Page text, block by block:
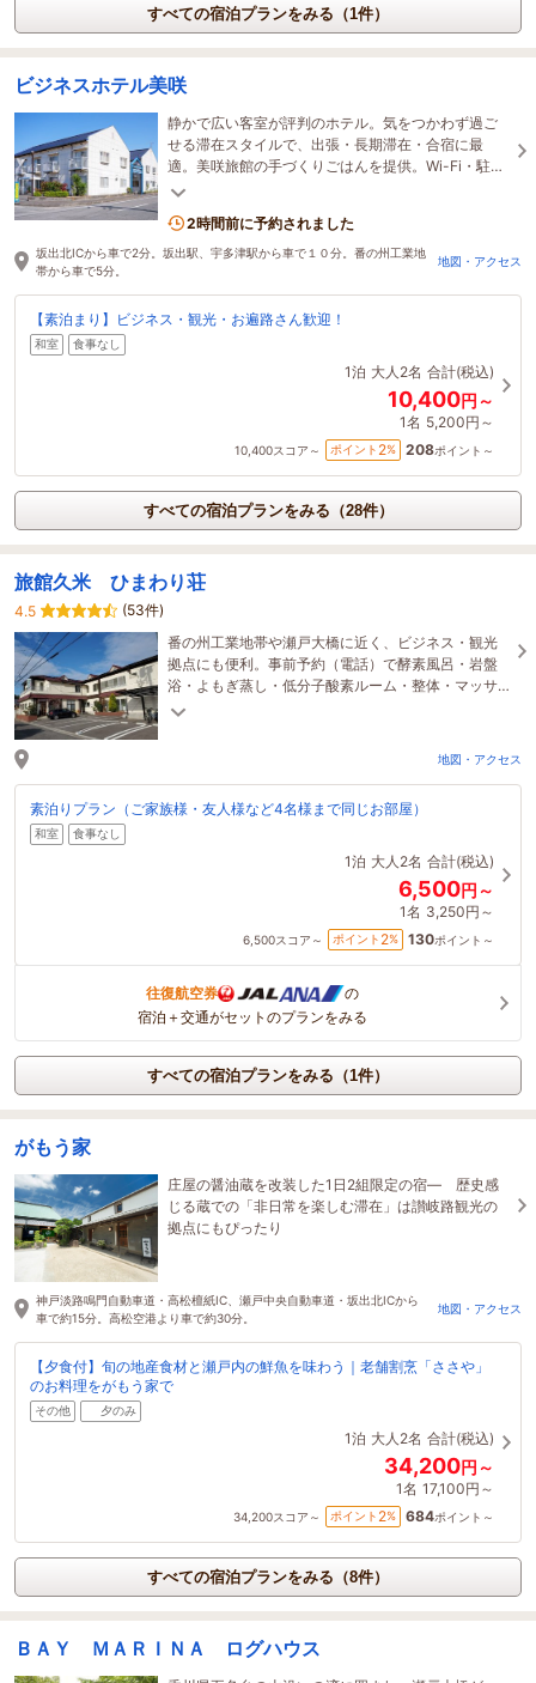
すべての宿泊プランをみる（1件）
ビジネスホテル美咲
静かで広い客室が評判のホテル。気をつかわず過ご
せる滞在スタイルで、出張・長期滞在・合宿に最
適。美咲旅館の手づくりごはんを提供。Wi-Fi・駐車
場・無料洗濯機も完備し快適です。
2時間前に予約されました
坂出北ICから車で2分。坂出駅、宇多津駅から車で１０分。番の州工業地
帯から車で5分。
地図・アクセス
【素泊まり】ビジネス・観光・お遍路さん歓迎！
和室 食事なし
1泊 大人2名 合計(税込)
10,400円～
1名 5,200円～
10,400スコア～ ポイント 2% 208ポイント～
すべての宿泊プランをみる（28件）
旅館久米 ひまわり荘
4.5
(53件)
番の州工業地帯や瀬戸大橋に近く、ビジネス・観光
拠点にも便利。事前予約（電話）で酵素風呂・岩盤
浴・よもぎ蒸し・低分子酸素ルーム・整体・マッサ
ージのご利用も可能です。（有料・宿泊割引あり）
地図・アクセス
素泊りプラン（ご家族様・友人様など4名様まで同じお部屋）
和室 食事なし
1泊 大人2名 合計(税込)
6,500円～
1名 3,250円～
6,500スコア～ ポイント 2% 130ポイント～
往復航空券
の
宿泊＋交通がセットのプランをみる
すべての宿泊プランをみる（1件）
がもう家
庄屋の醤油蔵を改装した1日2組限定の宿― 歴史感
じる蔵での「非日常を楽しむ滞在」は讃岐路観光の
拠点にもぴったり
神戸淡路鳴門自動車道・高松檀紙IC、瀬戸中央自動車道・坂出北ICから
車で約15分。高松空港より車で約30分。
地図・アクセス
【夕食付】旬の地産食材と瀬戸内の鮮魚を味わう｜老舗割烹「ささや」
のお料理をがもう家で
その他 夕のみ
1泊 大人2名 合計(税込)
34,200円～
1名 17,100円～
34,200スコア～ ポイント 2% 684ポイント～
すべての宿泊プランをみる（8件）
ＢＡＹ ＭＡＲＩＮＡ ログハウス